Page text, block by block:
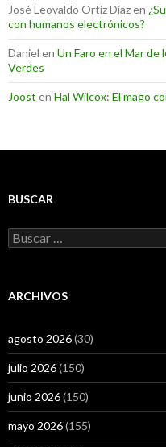
José Leovaldo Ortiz Díazen
con humanos electrónicos?
Daniel en Un Faro en el Mar de
Verdes
Joost en Hal Wilcox: El mago
BUSCAR
Buscar:
ARCHIVOS
agosto 2026(30)
julio 2026(150)
junio 2026(150)
mayo 2026(155)